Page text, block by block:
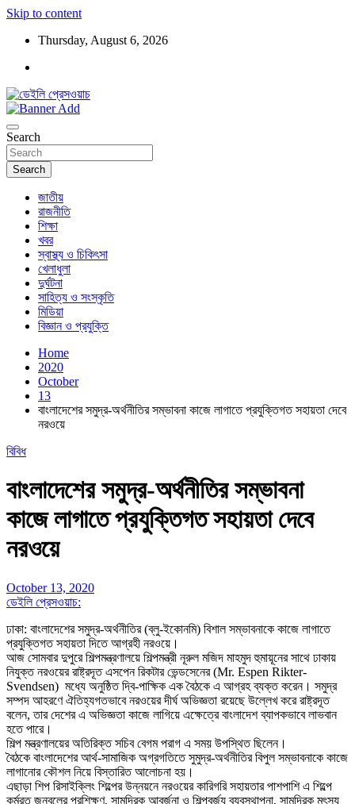
Skip to content
Thursday, August 6, 2026
ডেইলি প্রেসওয়াচ
Search
Search
জাতীয়
রাজনীতি
শিক্ষা
খবর
স্বাস্থ্য ও চিকিৎসা
খেলাধুলা
দুর্ঘটনা
সাহিত্য ও সংস্কৃতি
মিডিয়া
বিজ্ঞান ও প্রযুক্তি
Home
2020
October
13
বাংলাদেশের সমুদ্র-অর্থনীতির সম্ভাবনা কাজে লাগাতে প্রযুক্তিগত সহায়তা দেবে
নরওয়ে
বিবিধ
বাংলাদেশের সমুদ্র-অর্থনীতির সম্ভাবনা
কাজে লাগাতে প্রযুক্তিগত সহায়তা দেবে
নরওয়ে
October 13, 2020
ডেইলি প্রেসওয়াচ:
ঢাকা: বাংলাদেশের সমুদ্র-অর্থনীতির (ব্লু-ইকোনমি) বিশাল সম্ভাবনাকে কাজে লাগাতে
প্রযুক্তিগত সহায়তা দিতে আগ্রহী নরওয়ে।
আজ সোমবার দুপুরে শিল্পমন্ত্রণালয়ে শিল্পমন্ত্রী নূরুল মজিদ মাহমুদ হুমায়ূনের সাথে ঢাকায়
নিযুক্ত নরওয়ের রাষ্ট্রদূত এসপেন রিকটার ভেন্ডসেনের (Mr. Espen Rikter-
Svendsen) মধ্যে অনুষ্ঠিত দ্বি-পাক্ষিক এক বৈঠকে এ আগ্রহ ব্যক্ত করেন। সমুদ্র
সম্পদ আহরণে ঐতিহ্যগতভাবে নরওয়ের দীর্ঘ অভিজ্ঞতা রয়েছে উল্লেখ করে রাষ্ট্রদূত
বলেন, তার দেশের এ অভিজ্ঞতা কাজে লাগিয়ে এক্ষেত্রে বাংলাদেশ ব্যাপকভাবে লাভবান
হতে পারে।
শিল্প মন্ত্রণালয়ের অতিরিক্ত সচিব বেগম পরাগ এ সময় উপস্থিত ছিলেন।
বৈঠকে বাংলাদেশের আর্থ-সামাজিক অগ্রগতিতে সুমুদ্র-অর্থনীতির বিপুল সম্ভাবনাকে কাজে
লাগানোর কৌশল নিয়ে বিস্তারিত আলোচনা হয়।
এছাড়া শিপ রিসাইক্লিং শিল্পের উন্নয়নে নরওয়ের কারিগরি সহায়তার পাশপাশি এ শিল্পে
কর্মরত জনবলের প্রশিক্ষণ, সামুদ্রিক আবর্জনা ও শিল্পবর্জ্য ব্যবস্থাপনা, সামুদ্রিক মৎস্য